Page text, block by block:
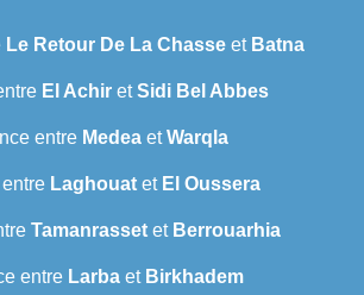
Le Retour De La Chasse et Batna
El Achir etSidi Bel Abbes
entre Medea etWarqla
Laghouat et El Oussera
Tamanrassetet Berrouarhia
entre Larbaet Birkhadem